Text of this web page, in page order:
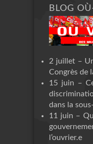
BLOG
2 juillet –
Congrès de
15 juin –
dans la
11 juin –
l’ouvrier.e